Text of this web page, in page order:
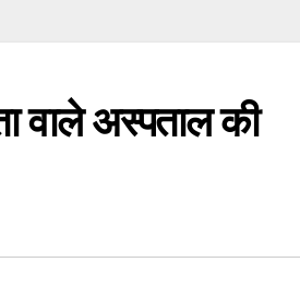
वाले अस्पताल की